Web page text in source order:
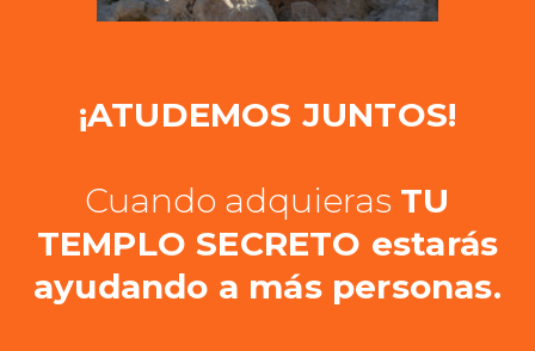
¡ATUDEMOS JUNTOS!
Cuando adquieras TU
TEMPLO SECRETO estarás
ayudando a más personas.